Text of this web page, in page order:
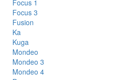
Focus 1
Focus 3
Fusion
Ka
Kuga
Mondeo
Mondeo 3
Mondeo 4